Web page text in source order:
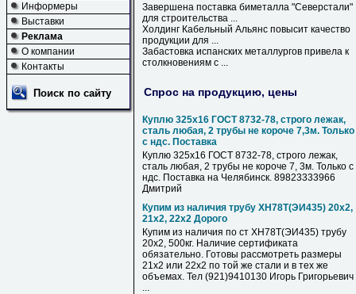
Информеры
Выставки
Реклама
О компании
Контакты
Поиск по сайту
Завершена поставка биметалла "Северстали"
для строительства ...
Холдинг Кабельный Альянс повысит качество
продукции для ...
Забастовка испанских металлургов привела к
столкновениям с ...
Спрос на продукцию, цены
Куплю 325х16 ГОСТ 8732-78, строго лежак,
сталь любая, 2 трубы не короче 7,3м. Только
с ндс. Поставка
Куплю 325х16 ГОСТ 8732-78, строго лежак,
сталь любая, 2 трубы не короче 7, 3м. Только с
ндс. Поставка на Челябинск. 89823333966
Дмитрий
Купим из наличия трубу ХН78Т(ЭИ435) 20х2,
21х2, 22х2 Дорого
Купим из наличия по ст ХН78Т(ЭИ435) трубу
20х2, 500кг. Наличие сертификата
обязательно. Готовы рассмотреть размеры
21х2 или 22х2 по той же стали и в тех же
объемах. Тел (921)9410130 Игорь Григорьевич
...